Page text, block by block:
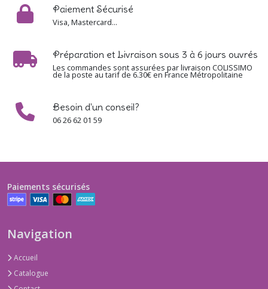
Paiement Sécurisé
Visa, Mastercard...
Préparation et Livraison sous 3 à 6 jours ouvrés
Les commandes sont assurées par livraison COLISSIMO
de la poste au tarif de 6.30€ en France Métropolitaine
Besoin d'un conseil?
06 26 62 01 59
Paiements sécurisés
Navigation
Accueil
Catalogue